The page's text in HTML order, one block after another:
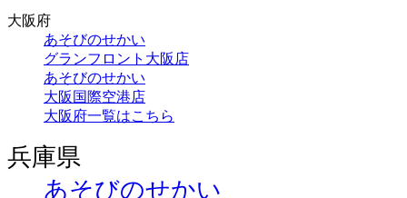
大阪府
あそびのせかい
グランフロント大阪店
あそびのせかい
大阪国際空港店
大阪府一覧はこちら
兵庫県
あそびのせかい